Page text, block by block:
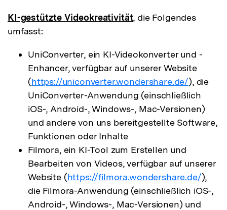
KI-gestützte Videokreativität, die Folgendes
umfasst:
UniConverter, ein KI-Videokonverter und -
Enhancer, verfügbar auf unserer Website
(https://uniconverter.wondershare.de/), die
UniConverter-Anwendung (einschließlich
iOS-, Android-, Windows-, Mac-Versionen)
und andere von uns bereitgestellte Software,
Funktionen oder Inhalte
Filmora, ein KI-Tool zum Erstellen und
Bearbeiten von Videos, verfügbar auf unserer
Website (https://filmora.wondershare.de/),
die Filmora-Anwendung (einschließlich iOS-,
Android-, Windows-, Mac-Versionen) und